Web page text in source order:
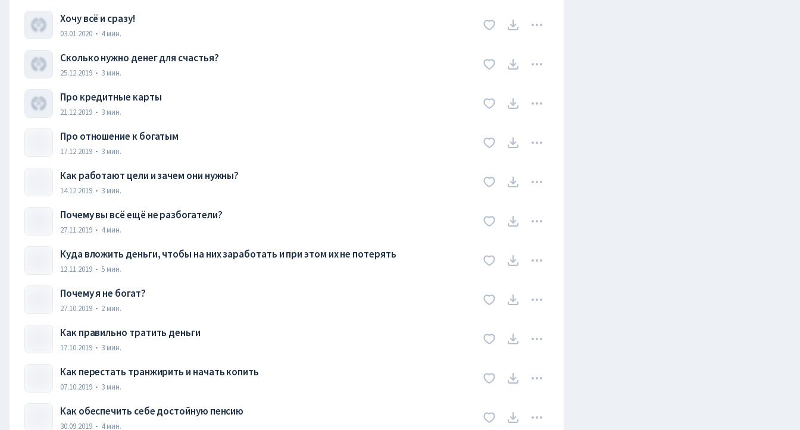
Хочу всё и сразу!
03.01.2020 · 4 мин.
Сколько нужно денег для счастья?
25.12.2019 · 3 мин.
Про кредитные карты
21.12.2019 · 3 мин.
Про отношение к богатым
17.12.2019 · 3 мин.
Как работают цели и зачем они нужны?
14.12.2019 · 3 мин.
Почему вы всё ещё не разбогатели?
27.11.2019 · 4 мин.
Куда вложить деньги, чтобы на них заработать и при этом их не потерять
12.11.2019 · 5 мин.
Почему я не богат?
27.10.2019 · 2 мин.
Как правильно тратить деньги
17.10.2019 · 3 мин.
Как перестать транжирить и начать копить
07.10.2019 · 3 мин.
Как обеспечить себе достойную пенсию
30.09.2019 · 4 мин.